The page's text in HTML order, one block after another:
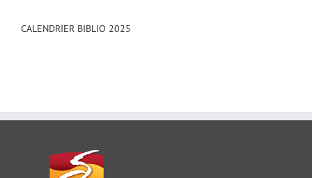
CALENDRIER BIBLIO 2025